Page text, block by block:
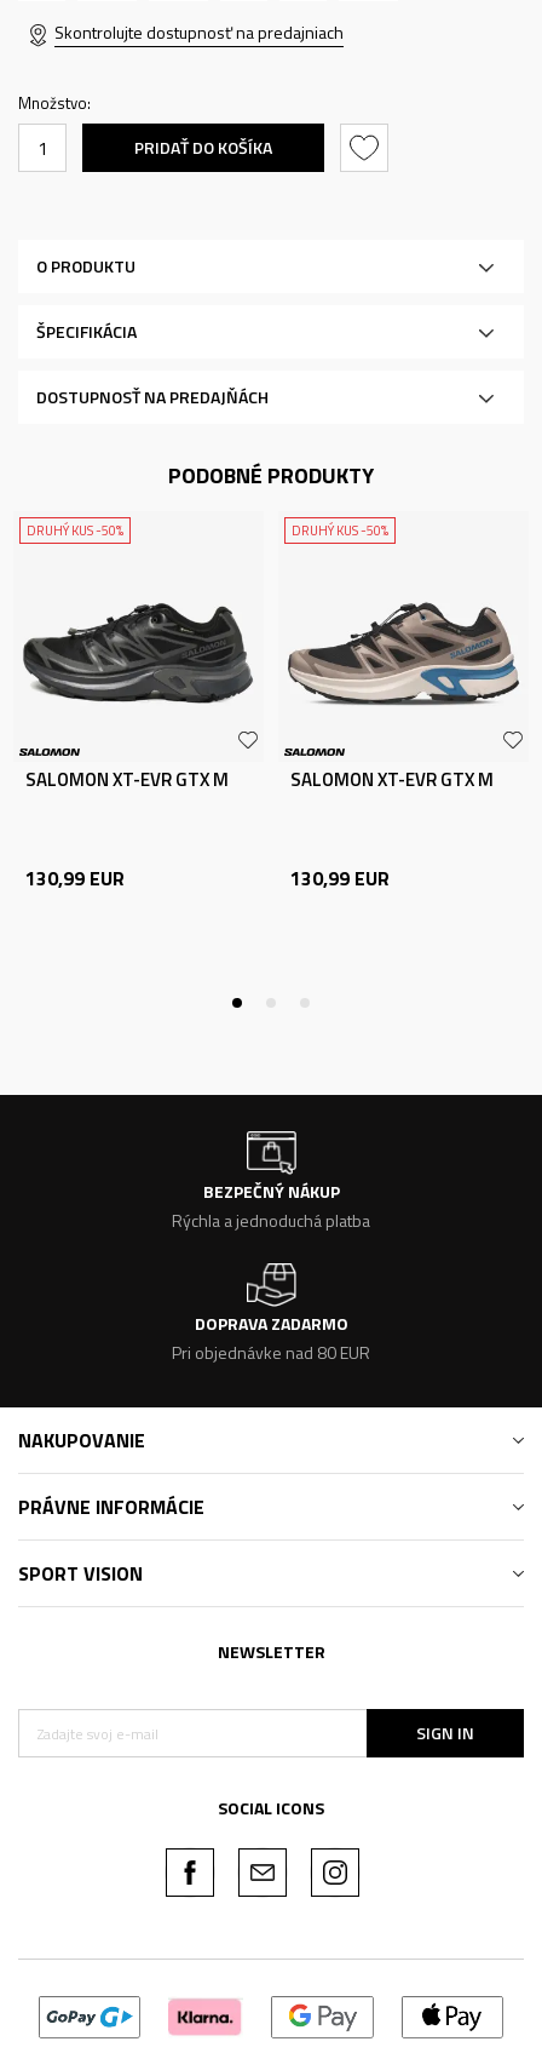
Skontrolujte dostupnosť na predajniach
Množstvo:
PRIDAŤ DO KOŠÍKA
O PRODUKTU
ŠPECIFIKÁCIA
DOSTUPNOSŤ NA PREDAJŇÁCH
PODOBNÉ PRODUKTY
DRUHÝ KUS -50%
SALOMON XT-EVR GTX M
130,99 EUR
DRUHÝ KUS -50%
SALOMON XT-EVR GTX M
130,99 EUR
BEZPEČNÝ NÁKUP
Rýchla a jednoduchá platba
DOPRAVA ZADARMO
Pri objednávke nad 80 EUR
NAKUPOVANIE
PRÁVNE INFORMÁCIE
SPORT VISION
NEWSLETTER
SIGN IN
SOCIAL ICONS